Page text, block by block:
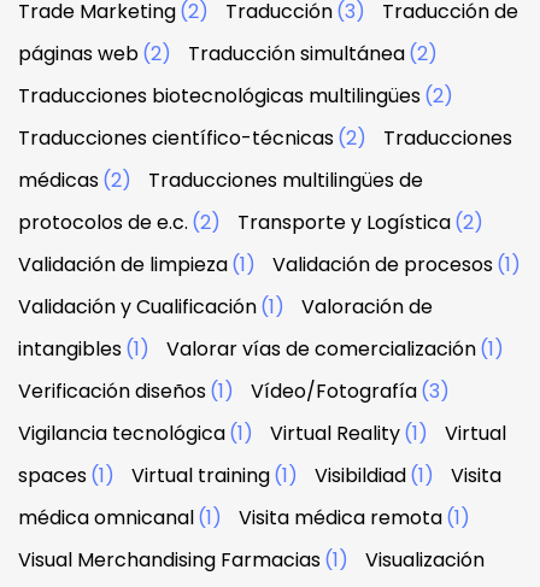
Trade Marketing(2) Traducción(3)
Traducción de
páginas web(2) Traducción simultánea(2)
Traducciones biotecnológicas multilingües(2)
Traducciones científico-técnicas(2)
Traducciones
médicas(2)
Traducciones multilingües de
protocolos de e.c. (2) Transporte y Logística(2)
Validación de limpieza(1) Validación de procesos(1)
Validación y Cualificación(1)
Valoración de
intangibles(1) Valorar vías de comercialización(1)
Verificación diseños(1) Vídeo/Fotografía(3)
Vigilancia tecnológica(1) Virtual Reality(1)
Virtual
spaces(1) Virtual training(1) Visibildiad(1)
Visita
médica omnicanal(1) Visita médica remota(1)
Visual Merchandising Farmacias(1)
Visualización